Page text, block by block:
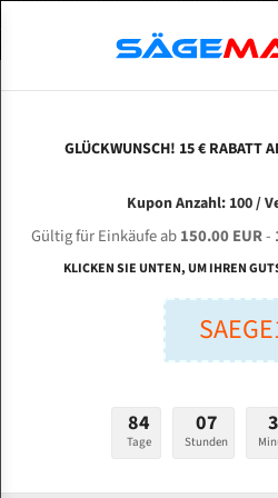
GELLER 300
Metall
Länge
Stärken +
ABOUTS
ENGLISH
Bi-Metall Meterware
Fleischerei Bandsägeblätter
Bandmesser Glatt Meterware
Konvex Meterware
GLÜCKWUNSCH! 15 € RABATT
Kupon Anzahl: 100 /
Gültig für Einkäufe ab150.00 EUR-
KLICKEN SIE UNTEN, UM IHREN
84
Tage
07
Stunden